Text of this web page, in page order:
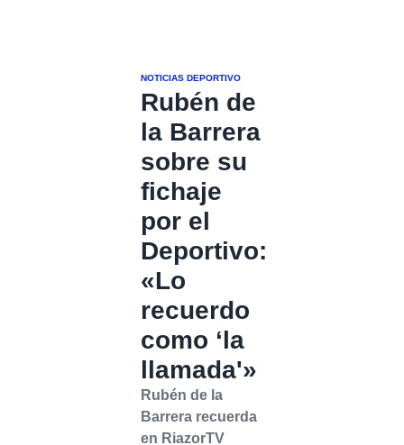
NOTICIAS DEPORTIVO
Rubén de
la Barrera
sobre su
fichaje
por el
Deportivo:
«Lo
recuerdo
como ‘la
llamada'»
Rubén de la
Barrera recuerda
en RiazorTV